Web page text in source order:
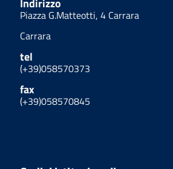
Indirizzo
Piazza G.Matteotti, 4 Carrara
Carrara
tel
(+39)058570373
fax
(+39)058570845